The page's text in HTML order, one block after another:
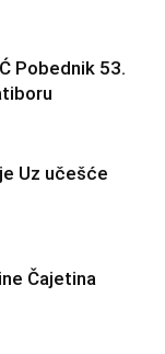
Pobednik 53.
Uz učešće
Čajetina